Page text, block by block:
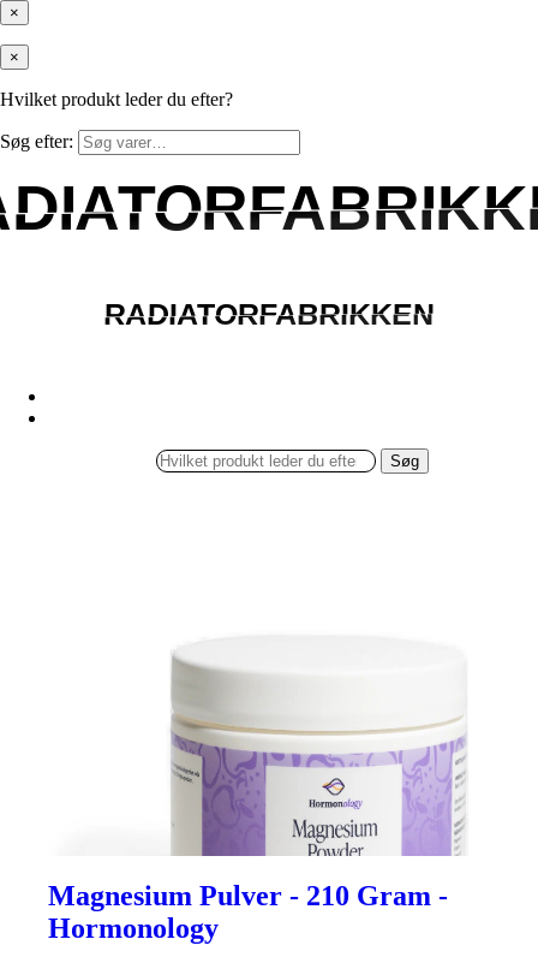
×
×
Hvilket produkt leder du efter?
Søg efter:
RADIATORFABRIKKEN
RADIATORFABRIKKEN
Søg
Magnesium Pulver - 210 Gram -
Hormonology